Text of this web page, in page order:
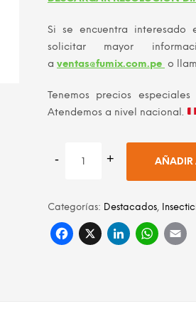
Si se encuentra interesado
solicitar mayor
a ventas@fumix.com.pe o
Tenemos precios
Atendemos a nivel nacional.
AÑADIR
Categorías: Destacados,
Facebook
X